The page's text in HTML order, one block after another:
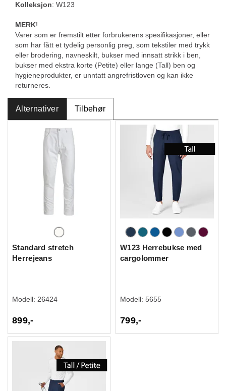
Kolleksjon: W123
MERK!
Varer som er fremstilt etter forbrukerens spesifikasjoner, eller
som har fått et tydelig personlig preg, som tekstiler med trykk
eller brodering, navneskilt, bukser med innsatt strikk i ben,
bukser med ekstra korte (Petite) eller lange (Tall) ben og
hygieneprodukter, er unntatt angrefristloven og kan ikke
returneres.
Alternativer Tilbehør
Standard stretch
Herrejeans
Modell: 26424
899,-
W123 Herrebukse med
cargolommer
Modell: 5655
799,-